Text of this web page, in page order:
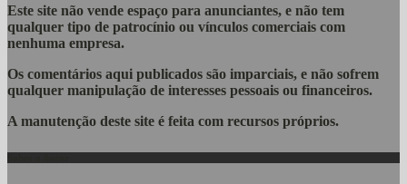
Este site não vende espaço para anunciantes, e não tem
qualquer tipo de patrocínio ou vínculos comerciais com
nenhuma empresa.
Os comentários aqui publicados são imparciais, e não sofrem
qualquer manipulação de interesses pessoais ou financeiros.
A manutenção deste site é feita com recursos próprios.